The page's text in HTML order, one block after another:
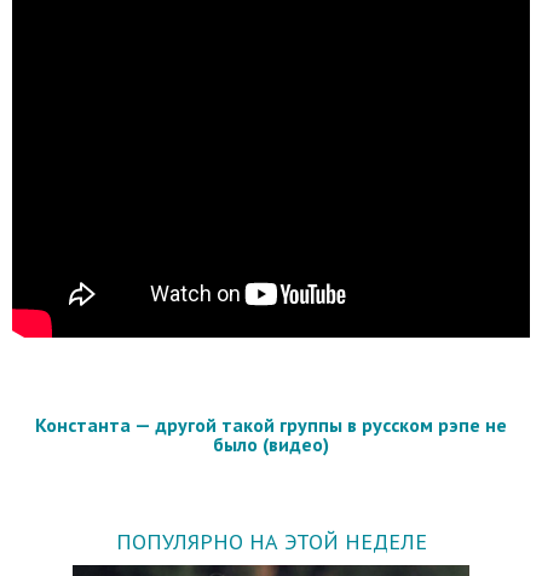
Константа — другой такой группы в русском рэпе не
было (видео)
ПОПУЛЯРНО НА ЭТОЙ НЕДЕЛЕ